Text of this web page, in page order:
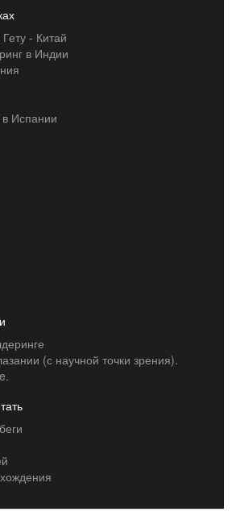
- Китай
в Индии
Испании
(с научной точки зрения).